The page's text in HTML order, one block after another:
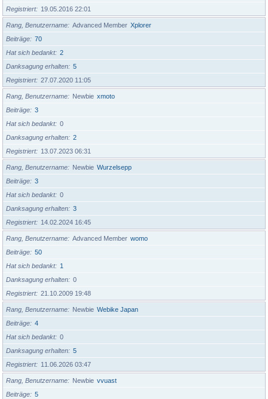
Registriert
19.05.2016 22:01
Rang, Benutzername Advanced Member Xplorer
Beiträge
70
Hat sich bedankt
2
Danksagung erhalten
5
Registriert
27.07.2020 11:05
Rang, Benutzername Newbie xmoto
Beiträge
3
Hat sich bedankt
0
Danksagung erhalten
2
Registriert
13.07.2023 06:31
Rang, Benutzername Newbie Wurzelsepp
Beiträge
3
Hat sich bedankt
0
Danksagung erhalten
3
Registriert
14.02.2024 16:45
Rang, Benutzername Advanced Member womo
Beiträge
50
Hat sich bedankt
1
Danksagung erhalten
0
Registriert
21.10.2009 19:48
Rang, Benutzername Newbie Webike Japan
Beiträge
4
Hat sich bedankt
0
Danksagung erhalten
5
Registriert
11.06.2026 03:47
Rang, Benutzername Newbie vvuast
Beiträge
5